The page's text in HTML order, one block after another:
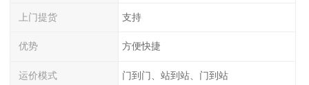
上门提货 支持
优势 方便快捷
运价模式 门到门、站到站、门到站